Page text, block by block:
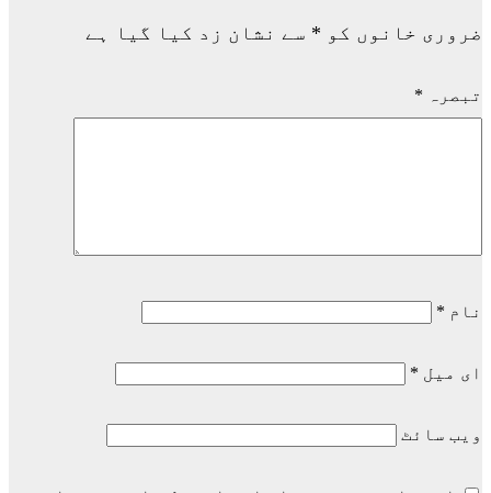
ضروری خانوں کو * سے نشان زد کیا گیا ہے
تبصرہ *
نام *
ای میل *
ویب‌ سائٹ